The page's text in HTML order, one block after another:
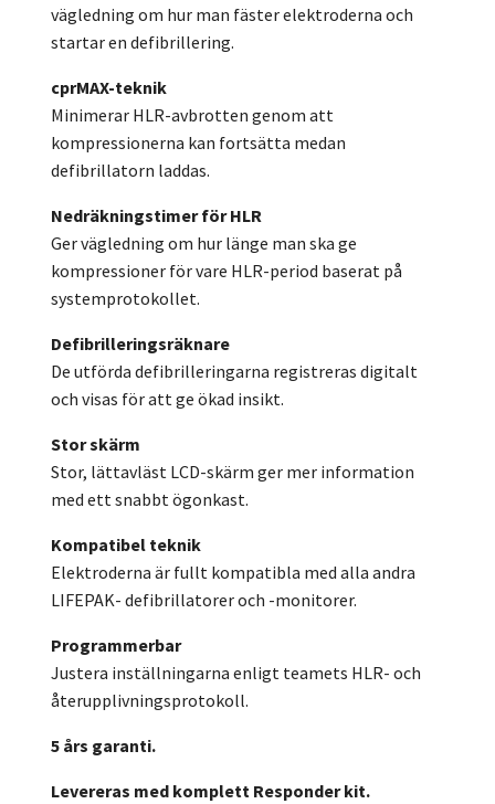
vägledning om hur man fäster elektroderna och
startar en defibrillering.
cprMAX-teknik
Minimerar HLR-avbrotten genom att
kompressionerna kan fortsätta medan
defibrillatorn laddas.
Nedräkningstimer för HLR
Ger vägledning om hur länge man ska ge
kompressioner för vare HLR-period baserat på
systemprotokollet.
Defibrilleringsräknare
De utförda defibrilleringarna registreras digitalt
och visas för att ge ökad insikt.
Stor skärm
Stor, lättavläst LCD-skärm ger mer information
med ett snabbt ögonkast.
Kompatibel teknik
Elektroderna är fullt kompatibla med alla andra
LIFEPAK- defibrillatorer och -monitorer.
Programmerbar
Justera inställningarna enligt teamets HLR- och
återupplivningsprotokoll.
5 års garanti.
Levereras med komplett Responder kit.